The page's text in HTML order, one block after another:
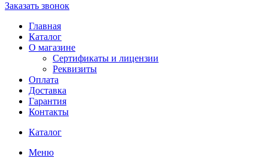
Заказать звонок
Главная
Каталог
О магазине
Сертификаты и лицензии
Реквизиты
Оплата
Доставка
Гарантия
Контакты
Каталог
Меню